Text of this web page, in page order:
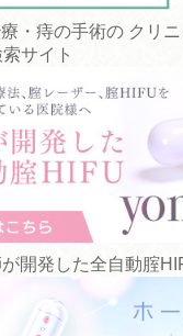
・痔の手術の クリニ
サイト
が開発した全自動腟